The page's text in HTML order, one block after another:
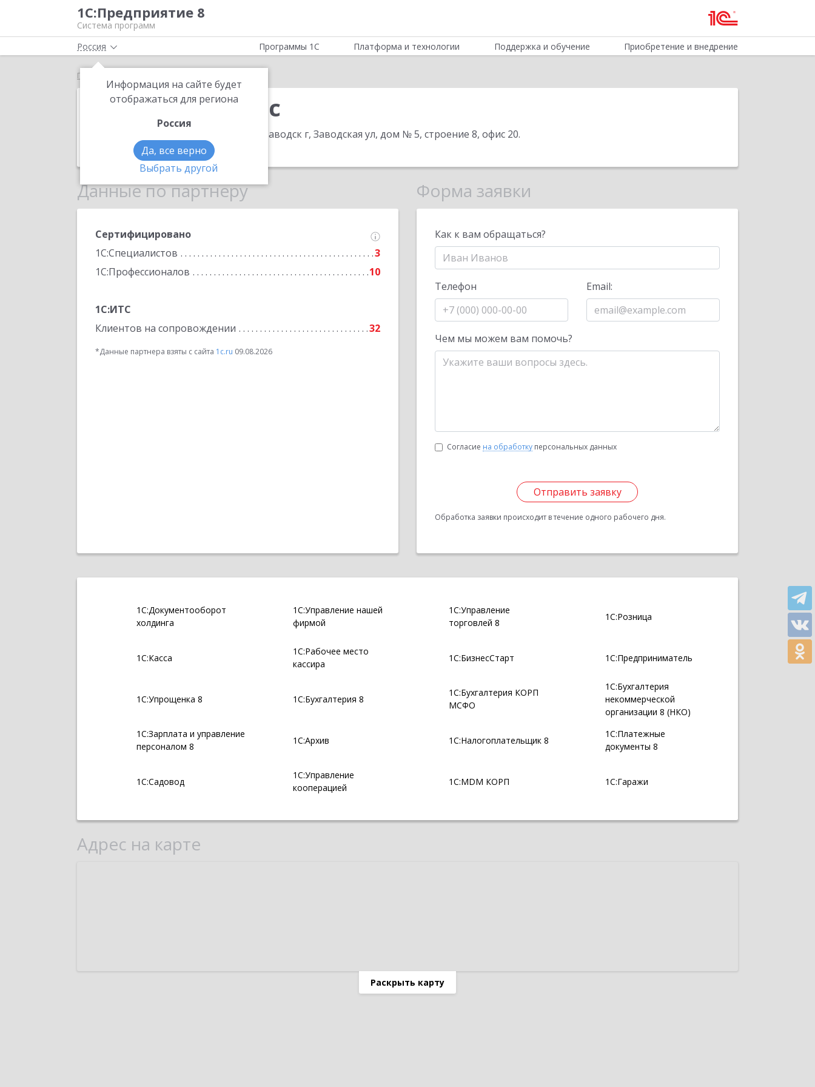
1С:Предприятие 8
Система программ
Россия
Информация на сайте будет
отображаться для региона
Россия
Да, все верно
Выбрать другой
Программы 1С Платформа и технологии Поддержка и обучение Приобретение и внедрение
Главная
Линкей сервис
185031, Карелия Респ, Петрозаводск г, Заводская ул, дом № 5, строение 8, офис 20.
Телефон: (8142) 78-0388
Данные по партнеру
Сертифицировано
1С:Специалистов
3
1С:Профессионалов
10
1С:ИТС
Клиентов на сопровождении
32
*Данные партнера взяты с сайта 1c.ru 09.08.2026
Форма заявки
Как к вам обращаться?
Телефон Email:
Чем мы можем вам помочь?
Согласие на обработку персональных данных
Отправить заявку
Обработка заявки происходит в течение одного рабочего дня.
1С:Документооборот
холдинга
1С:Управление нашей
фирмой
1С:Управление
торговлей 8
1С:Розница
1С:Касса
1С:Рабочее место
кассира
1С:БизнесСтарт 1С:Предприниматель
1С:Упрощенка 8 1С:Бухгалтерия 8
1С:Бухгалтерия КОРП
МСФО
1С:Бухгалтерия
некоммерческой
организации 8 (НКО)
1С:Зарплата и управление
персоналом 8
1С:Архив 1С:Налогоплательщик 8
1С:Платежные
документы 8
1С:Садовод
1С:Управление
кооперацией
1С:MDM КОРП 1С:Гаражи
Адрес на карте
Раскрыть карту